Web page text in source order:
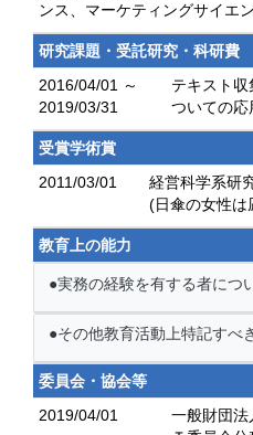
ンス、マーケティングサイエ
研究課題・受託研究・科研費
2016/04/01 ～
2019/03/31
テキスト
ついての応
受賞学術賞
2011/03/01
経営科学系研
(日傘の女性は
教育上の能力
●実務の経験を有する者につ
●その他教育活動上特記すべ
委員会・協会等
2019/04/01
一般財団法